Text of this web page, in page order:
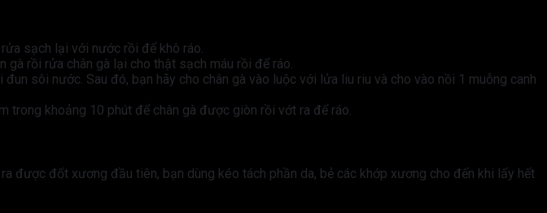
sạch lại với nước rồi để khô ráo.
rồi rửa chân gà lại cho thật sạch máu rồi để ráo.
sôi nước. Sau đó, bạn hãy cho chân gà vào luộc với lửa liu riu và cho vào nồi 1 muỗng canh
trong khoảng 10 phút để chân gà được giòn rồi vớt ra để ráo.
được đốt xương đầu tiên, bạn dùng kéo tách phần da, bẻ các khớp xương cho đến khi lấy hết